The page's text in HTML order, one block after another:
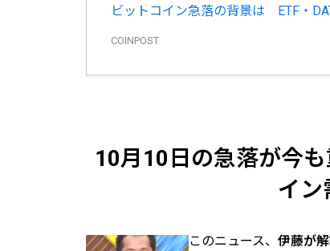
ビットコイン急落の背景は ETF・
COINPOST
10月10日の急落が今
イン
このニュース、 伊藤が解